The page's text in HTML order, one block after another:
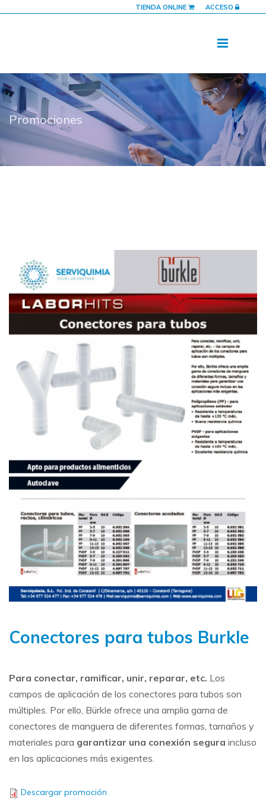
TIENDA ONLINE ACCESO
Promociones
Conectores para tubos Burkle
Para conectar, ramificar, unir, reparar, etc. Los
campos de aplicación de los conectores para tubos son
múltiples. Por ello, Bürkle ofrece una amplia gama de
conectores de manguera de diferentes formas, tamaños y
materiales para garantizar una conexión segura incluso
en las aplicaciones más exigentes.
Descargar promoción